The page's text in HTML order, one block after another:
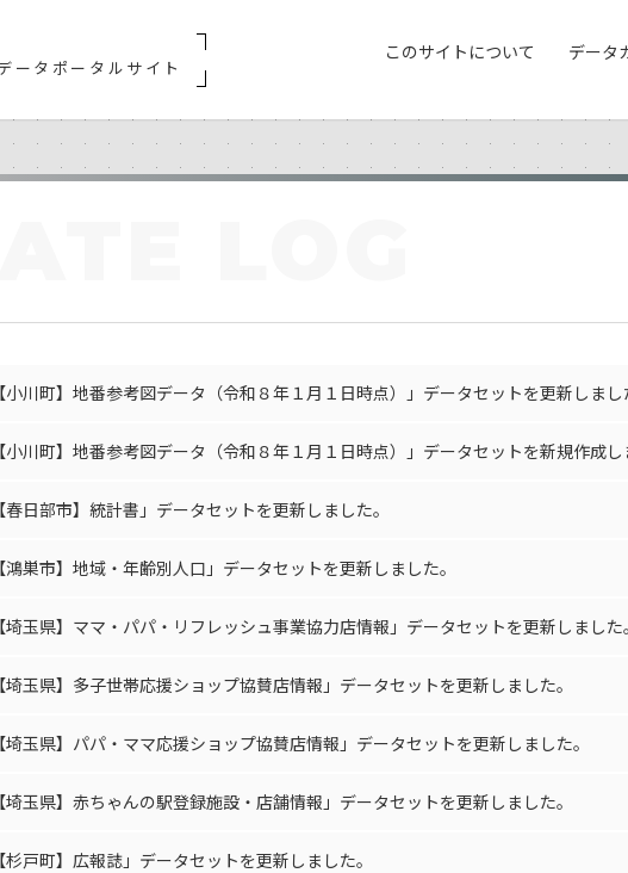
ータポータルサイト
このサイトについて データ
LOG
小川町】地番参考図データ（令和８年１月１日時点）」データセットを更新しま
小川町】地番参考図データ（令和８年１月１日時点）」データセットを新規作成
春日部市】統計書」データセットを更新しました。
鴻巣市】地域・年齢別人口」データセットを更新しました。
埼玉県】ママ・パパ・リフレッシュ事業協力店情報」データセットを更新しました
埼玉県】多子世帯応援ショップ協賛店情報」データセットを更新しました。
埼玉県】パパ・ママ応援ショップ協賛店情報」データセットを更新しました。
埼玉県】赤ちゃんの駅登録施設・店舗情報」データセットを更新しました。
杉戸町】広報誌」データセットを更新しました。